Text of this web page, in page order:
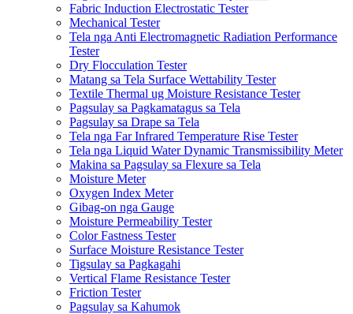
Fabric Induction Electrostatic Tester
Mechanical Tester
Tela nga Anti Electromagnetic Radiation Performance
Tester
Dry Flocculation Tester
Matang sa Tela Surface Wettability Tester
Textile Thermal ug Moisture Resistance Tester
Pagsulay sa Pagkamatagus sa Tela
Pagsulay sa Drape sa Tela
Tela nga Far Infrared Temperature Rise Tester
Tela nga Liquid Water Dynamic Transmissibility Meter
Makina sa Pagsulay sa Flexure sa Tela
Moisture Meter
Oxygen Index Meter
Gibag-on nga Gauge
Moisture Permeability Tester
Color Fastness Tester
Surface Moisture Resistance Tester
Tigsulay sa Pagkagahi
Vertical Flame Resistance Tester
Friction Tester
Pagsulay sa Kahumok